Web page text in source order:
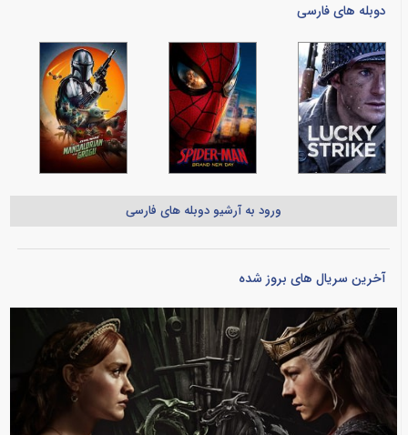
دوبله های فارسی
ورود به آرشیو دوبله های فارسی
آخرین سریال های بروز شده